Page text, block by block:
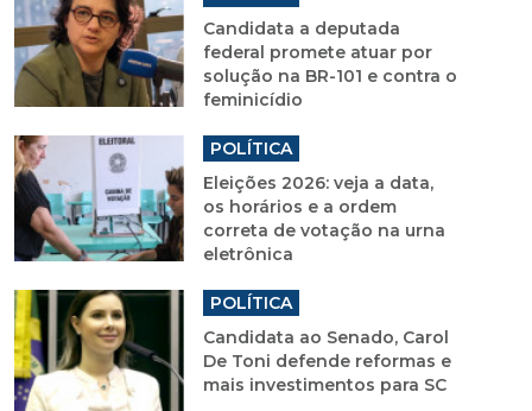
Candidata a deputada
federal promete atuar por
solução na BR-101 e contra o
feminicídio
POLÍTICA
Eleições 2026: veja a data,
os horários e a ordem
correta de votação na urna
eletrônica
POLÍTICA
Candidata ao Senado, Carol
De Toni defende reformas e
mais investimentos para SC